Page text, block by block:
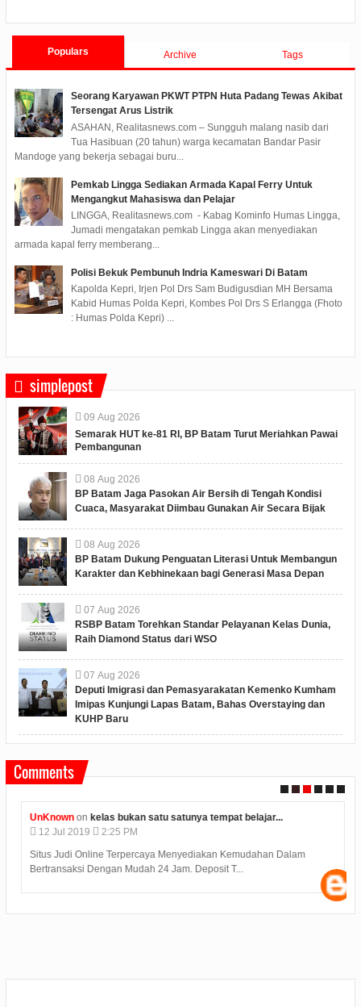
Populars Archive Tags
Seorang Karyawan PKWT PTPN Huta Padang Tewas Akibat
Tersengat Arus Listrik
ASAHAN, Realitasnews.com – Sungguh malang nasib dari
Tua Hasibuan (20 tahun) warga kecamatan Bandar Pasir
Mandoge yang bekerja sebagai buru...
Pemkab Lingga Sediakan Armada Kapal Ferry Untuk
Mengangkut Mahasiswa dan Pelajar
LINGGA, Realitasnews.com - Kabag Kominfo Humas Lingga,
Jumadi mengatakan pemkab Lingga akan menyediakan
armada kapal ferry memberang...
Polisi Bekuk Pembunuh Indria Kameswari Di Batam
Kapolda Kepri, Irjen Pol Drs Sam Budigusdian MH Bersama
Kabid Humas Polda Kepri, Kombes Pol Drs S Erlangga (Fhoto
: Humas Polda Kepri) ...
simplepost
09 Aug 2026
Semarak HUT ke-81 RI, BP Batam Turut Meriahkan Pawai
Pembangunan
08 Aug 2026
BP Batam Jaga Pasokan Air Bersih di Tengah Kondisi
Cuaca, Masyarakat Diimbau Gunakan Air Secara Bijak
08 Aug 2026
BP Batam Dukung Penguatan Literasi Untuk Membangun
Karakter dan Kebhinekaan bagi Generasi Masa Depan
07 Aug 2026
RSBP Batam Torehkan Standar Pelayanan Kelas Dunia,
Raih Diamond Status dari WSO
07 Aug 2026
Deputi Imigrasi dan Pemasyarakatan Kemenko Kumham
Imipas Kunjungi Lapas Batam, Bahas Overstaying dan
KUHP Baru
Comments
UnKnownonkelas bukan satu satunya tempat belajar...
12 Jul 2019
2:25 PM
Situs Judi Online Terpercaya Menyediakan Kemudahan Dalam
Bertransaksi Dengan Mudah 24 Jam. Deposit T...